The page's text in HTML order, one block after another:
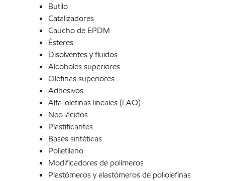
Butilo
Catalizadores
Caucho de EPDM
Ésteres
Disolventes y fluidos
Alcoholes superiores
Olefinas superiores
Adhesivos
Alfa-olefinas lineales (LAO)
Neo-ácidos
Plastificantes
Bases sintéticas
Polietileno
Modificadores de polímeros
Plastómeros y elastómeros de poliolefinas